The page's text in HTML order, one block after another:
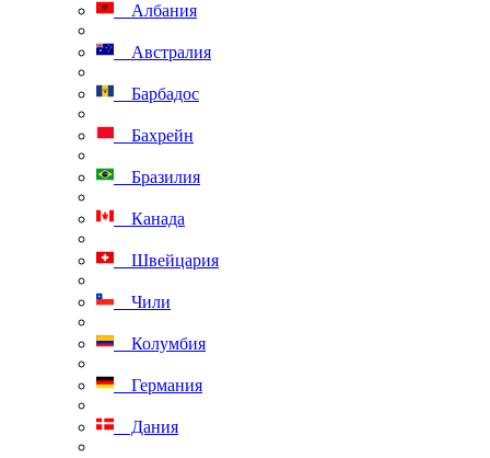
Албания
Австралия
Барбадос
Бахрейн
Бразилия
Канада
Швейцария
Чили
Колумбия
Германия
Дания